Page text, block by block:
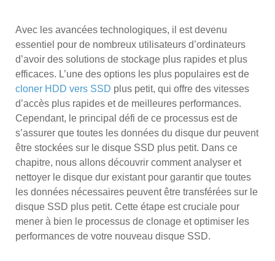
Avec les avancées technologiques, il est devenu
essentiel pour de nombreux utilisateurs d’ordinateurs
d’avoir des solutions de stockage plus rapides et plus
efficaces. L’une des options les plus populaires est de
cloner HDD vers SSD plus petit, qui offre des vitesses
d’accès plus rapides et de meilleures performances.
Cependant, le principal défi de ce processus est de
s’assurer que toutes les données du disque dur peuvent
être stockées sur le disque SSD plus petit. Dans ce
chapitre, nous allons découvrir comment analyser et
nettoyer le disque dur existant pour garantir que toutes
les données nécessaires peuvent être transférées sur le
disque SSD plus petit. Cette étape est cruciale pour
mener à bien le processus de clonage et optimiser les
performances de votre nouveau disque SSD.